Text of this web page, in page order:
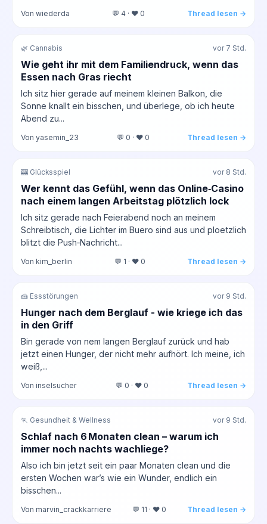
Von wiederda 💬 4 · ❤️ 0 Thread lesen →
🌿 Cannabis vor 7 Std.
Wie geht ihr mit dem Familiendruck, wenn das
Essen nach Gras riecht
Ich sitz hier gerade auf meinem kleinen Balkon, die
Sonne knallt ein bisschen, und überlege, ob ich heute
Abend zu...
Von yasemin_23 💬 0 · ❤️ 0 Thread lesen →
🎰 Glücksspiel vor 8 Std.
Wer kennt das Gefühl, wenn das Online‑Casino
nach einem langen Arbeitstag plötzlich lock
Ich sitz gerade nach Feierabend noch an meinem
Schreibtisch, die Lichter im Buero sind aus und ploetzlich
blitzt die Push‑Nachricht...
Von kim_berlin 💬 1 · ❤️ 0 Thread lesen →
🍰 Essstörungen vor 9 Std.
Hunger nach dem Berglauf - wie kriege ich das
in den Griff
Bin gerade von nem langen Berglauf zurück und hab
jetzt einen Hunger, der nicht mehr aufhört. Ich meine, ich
weiß,...
Von inselsucher 💬 0 · ❤️ 0 Thread lesen →
🏃 Gesundheit & Wellness vor 9 Std.
Schlaf nach 6 Monaten clean – warum ich
immer noch nachts wachliege?
Also ich bin jetzt seit ein paar Monaten clean und die
ersten Wochen war’s wie ein Wunder, endlich ein
bisschen...
Von marvin_crackkarriere 💬 11 · ❤️ 0 Thread lesen →